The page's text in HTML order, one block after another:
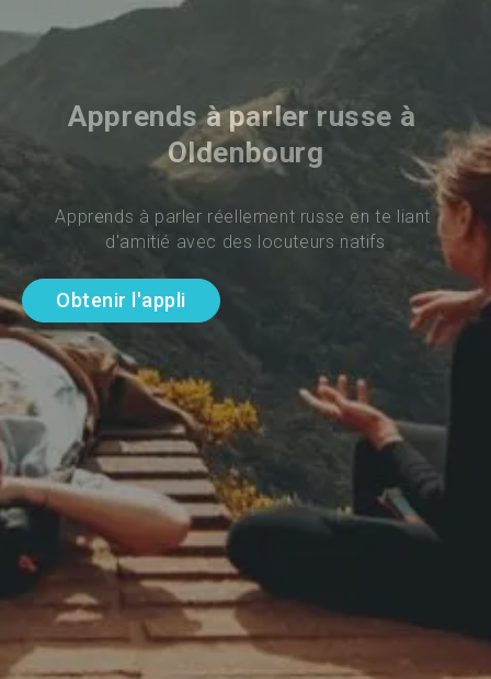
Apprends à parler russe à
Oldenbourg
Apprends à parler réellement russe en te liant
d'amitié avec des locuteurs natifs
Obtenir l'appli